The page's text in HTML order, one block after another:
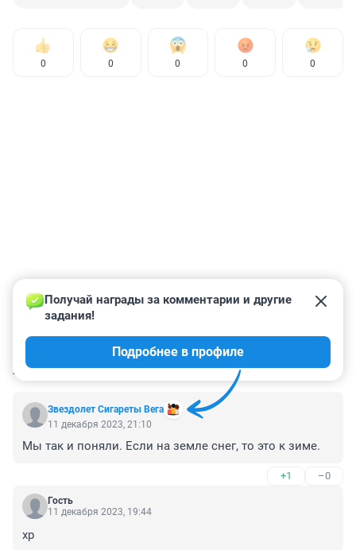
0 0 0 0 0
КОММЕНТАРИИ 24
Звездолет Сигареты Вега
Получай награды за комментарии и другие
задания!
Подробнее в профиле
11 декабря 2023, 21:10
Мы так и поняли. Если на земле снег, то это к зиме.
+1 –0
Гость
11 декабря 2023, 19:44
хр